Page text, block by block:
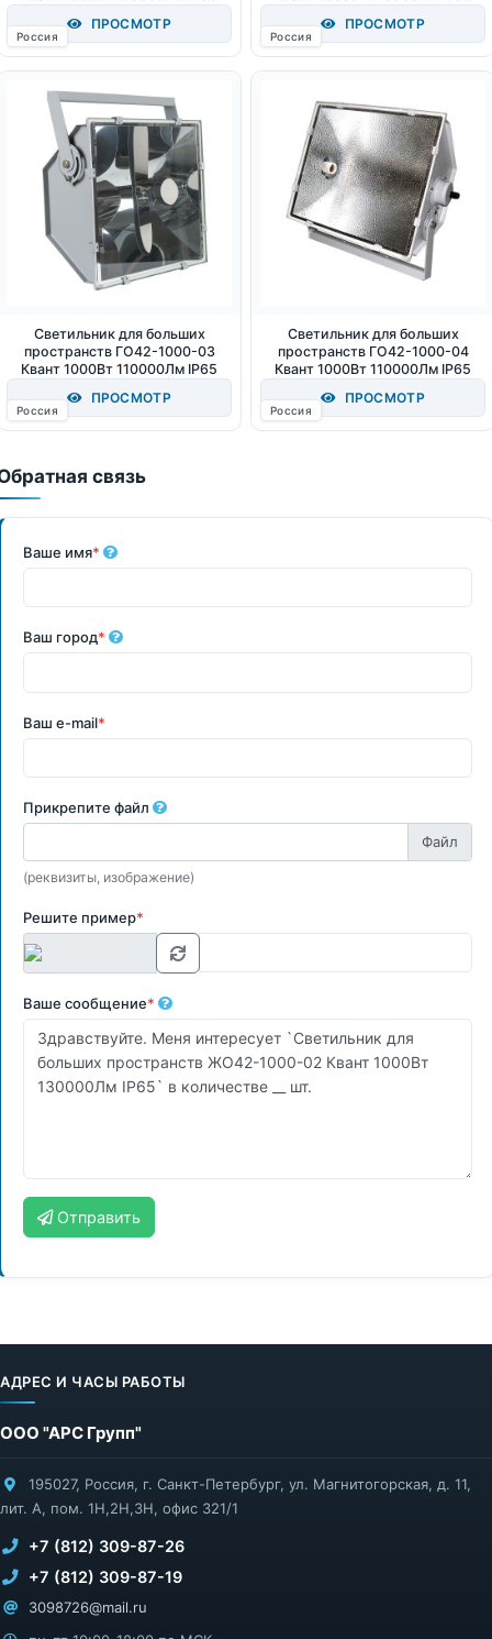
ПРОСМОТР
Россия
ПРОСМОТР
Россия
Светильник для больших
пространств ГО42-1000-03
Квант 1000Вт 110000Лм IP65
ПРОСМОТР
Россия
Светильник для больших
пространств ГО42-1000-04
Квант 1000Вт 110000Лм IP65
ПРОСМОТР
Россия
связь
Ваше имя*
Ваш город*
Ваш e-mail*
Прикрепите файл
(реквизиты, изображение)
Решите пример*
Ваше сообщение*
Отправить
АДРЕС И ЧАСЫ РАБОТЫ
ООО "АРС Групп"
195027, Россия, г. Санкт-Петербург, ул. Магнитогорская, д. 11,
лит. А, пом. 1Н,2Н,3Н, офис 321/1
+7 (812) 309-87-26
+7 (812) 309-87-19
3098726@mail.ru